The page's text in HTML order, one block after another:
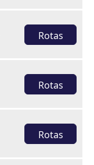
Rotas
Rotas
Rotas